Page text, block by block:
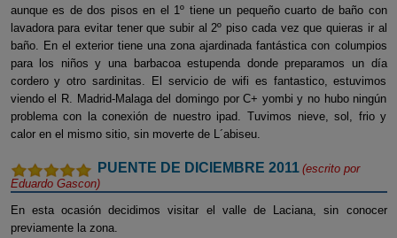
aunque es de dos pisos en el 1º tiene un pequeño cuarto de baño con
lavadora para evitar tener que subir al 2º piso cada vez que quieras ir al
baño. En el exterior tiene una zona ajardinada fantástica con columpios
para los niños y una barbacoa estupenda donde preparamos un día
cordero y otro sardinitas. El servicio de wifi es fantastico, estuvimos
viendo el R. Madrid-Malaga del domingo por C+ yombi y no hubo ningún
problema con la conexión de nuestro ipad. Tuvimos nieve, sol, frio y
calor en el mismo sitio, sin moverte de L´abiseu.
PUENTE DE DICIEMBRE 2011 (escrito por
Eduardo Gascon)
En esta ocasión decidimos visitar el valle de Laciana, sin conocer
previamente la zona.